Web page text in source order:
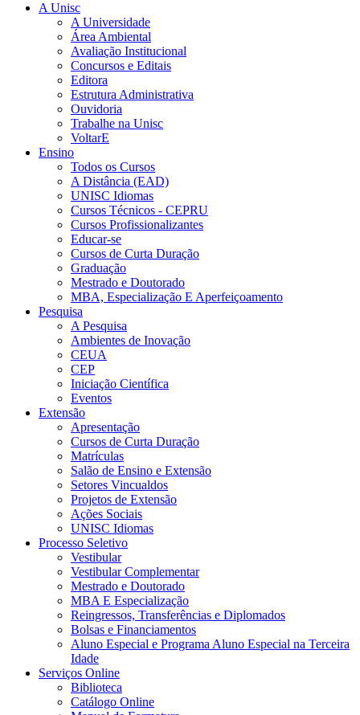
A Unisc
A Universidade
Área Ambiental
Avaliação Institucional
Concursos e Editais
Editora
Estrutura Administrativa
Ouvidoria
Trabalhe na Unisc
VoltarE
Ensino
Todos os Cursos
A Distância (EAD)
UNISC Idiomas
Cursos Técnicos - CEPRU
Cursos Profissionalizantes
Educar-se
Cursos de Curta Duração
Graduação
Mestrado e Doutorado
MBA, Especialização E Aperfeiçoamento
Pesquisa
A Pesquisa
Ambientes de Inovação
CEUA
CEP
Iniciação Científica
Eventos
Extensão
Apresentação
Cursos de Curta Duração
Matrículas
Salão de Ensino e Extensão
Setores Vincualdos
Projetos de Extensão
Ações Sociais
UNISC Idiomas
Processo Seletivo
Vestibular
Vestibular Complementar
Mestrado e Doutorado
MBA E Especialização
Reingressos, Transferências e Diplomados
Bolsas e Financiamentos
Aluno Especial e Programa Aluno Especial na Terceira
Idade
Serviços Online
Biblioteca
Catálogo Online